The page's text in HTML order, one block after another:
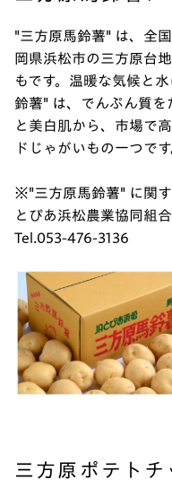
"三方原馬鈴薯" は、全
岡県浜松市の三方原台
もです。温暖な気候と
鈴薯" は、でんぷん質
と美白肌から、市場で
ドじゃがいもの一つです
※"三方原馬鈴薯" に関
とぴあ浜松農業協同組
Tel.053-476-3136
三方原ポテト